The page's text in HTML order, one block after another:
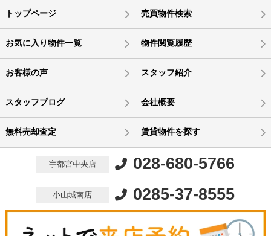
トップページ 売買物件検索
お気に入り物件一覧 物件閲覧履歴
お客様の声 スタッフ紹介
スタッフブログ 会社概要
無料売却査定 賃貸物件を探す
宇都宮中央店 028-680-5766
小山城南店 0285-37-8555